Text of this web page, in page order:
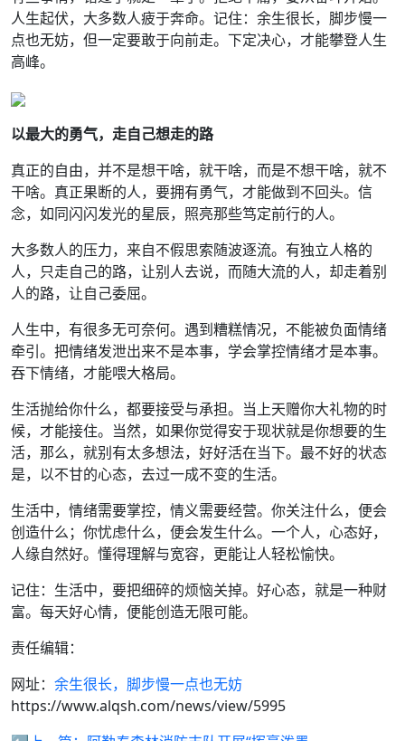
人生起伏，大多数人疲于奔命。记住：余生很长，脚步慢一
点也无妨，但一定要敢于向前走。下定决心，才能攀登人生
高峰。
以最大的勇气，走自己想走的路
真正的自由，并不是想干啥，就干啥，而是不想干啥，就不
干啥。真正果断的人，要拥有勇气，才能做到不回头。信
念，如同闪闪发光的星辰，照亮那些笃定前行的人。
大多数人的压力，来自不假思索随波逐流。有独立人格的
人，只走自己的路，让别人去说，而随大流的人，却走着别
人的路，让自己委屈。
人生中，有很多无可奈何。遇到糟糕情况，不能被负面情绪
牵引。把情绪发泄出来不是本事，学会掌控情绪才是本事。
吞下情绪，才能喂大格局。
生活抛给你什么，都要接受与承担。当上天赠你大礼物的时
候，才能接住。当然，如果你觉得安于现状就是你想要的生
活，那么，就别有太多想法，好好活在当下。最不好的状态
是，以不甘的心态，去过一成不变的生活。
生活中，情绪需要掌控，情义需要经营。你关注什么，便会
创造什么；你忧虑什么，便会发生什么。一个人，心态好，
人缘自然好。懂得理解与宽容，更能让人轻松愉快。
记住：生活中，要把细碎的烦恼关掉。好心态，就是一种财
富。每天好心情，便能创造无限可能。
责任编辑：
网址： 余生很长，脚步慢一点也无妨
https://www.alqsh.com/news/view/5995